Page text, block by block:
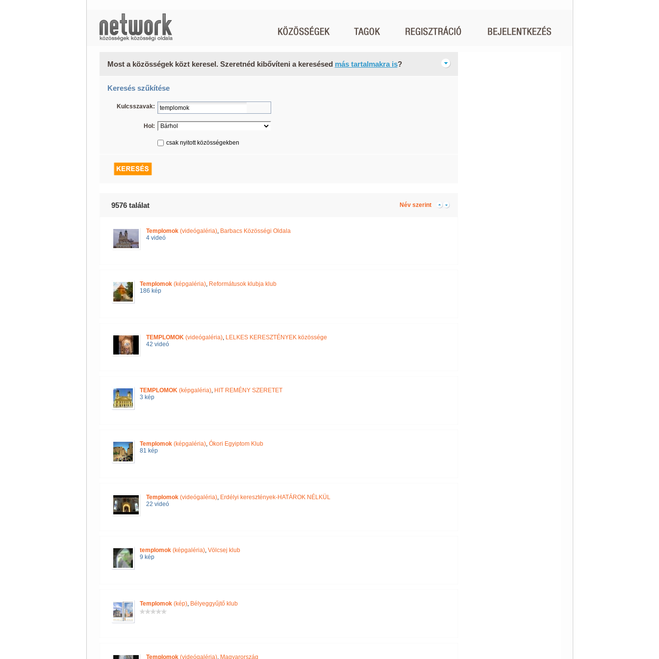
Most a közösségek közt keresel. Szeretnéd kibővíteni a keresésed más tartalmakra is?
Keresés szűkítése
Kulcsszavak:
Hol:
csak nyitott közösségekben
9576 találat Név szerint
Templomok(videógaléria), Barbacs Közösségi Oldala
4 videó
Templomok(képgaléria), Reformátusok klubja klub
186 kép
TEMPLOMOK(videógaléria), LELKES KERESZTÉNYEK közössége
42 videó
TEMPLOMOK(képgaléria), HIT REMÉNY SZERETET
3 kép
Templomok(képgaléria), Ókori Egyiptom Klub
81 kép
Templomok(videógaléria), Erdélyi keresztények-HATÁROK NÉLKÜL
22 videó
templomok(képgaléria), Völcsej klub
9 kép
Templomok(kép), Bélyeggyűjtő klub
Templomok(videógaléria), Magyarország